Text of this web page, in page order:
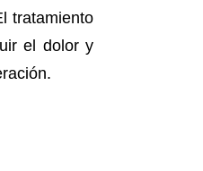
tratamiento
el dolor y